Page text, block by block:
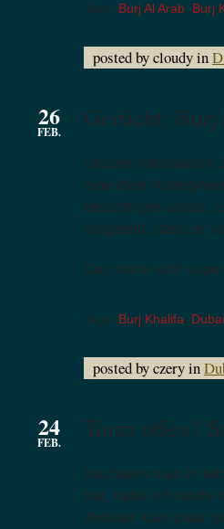
Tags: Burj Al Arab Burj
posted by cloudy in
26
FEB. Gerücht:
Unsere Informantin
eine ihrer
besichtigen wollte.
mitgeteilt, dass er
Das wäre echt
Tags: Burj Khalifa Dubai
posted by czery in
24
FEB. Turm offen?
Nachdem man in
hat, habe ich heute
Antwort kam zwar